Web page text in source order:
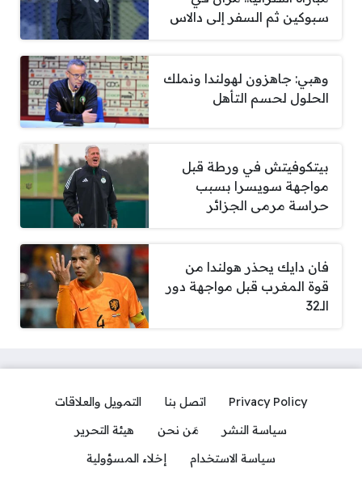
سبوكين ثم السفر إلى دالاس
وهبي: جاهزون لهولندا ونملك
الحلول لحسم التأهل
بيتكوفيتش في ورطة قبل
مواجهة سويسرا بسبب
حراسة مرمى الجزائر
فان دايك يحذر هولندا من
قوة المغرب قبل مواجهة دور
الـ32
Privacy Policy اتصل بنا
التمويل والعلاقات
سياسة النشر
مَن نحن
هيئة التحرير
سياسة الاستخدام
إخلاء المسؤولية